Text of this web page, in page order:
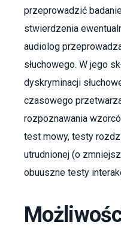
przeprowadzić
stwierdzenia
audiolog
słuchowego. W jego
dyskryminacji
czasowego
rozpoznawania
test mowy, testy
utrudnionej (o
obuuszne testy